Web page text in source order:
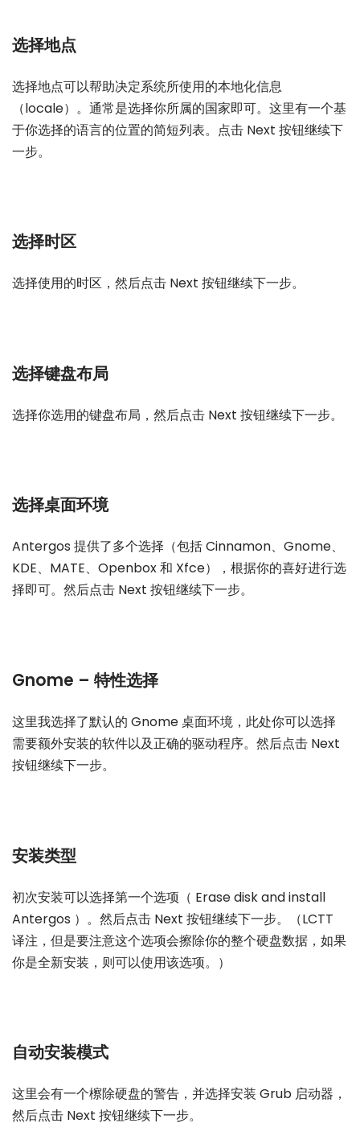
选择地点
选择地点可以帮助决定系统所使用的本地化信息
（locale）。通常是选择你所属的国家即可。这里有一个基
于你选择的语言的位置的简短列表。点击 Next 按钮继续下
一步。
选择时区
选择使用的时区，然后点击 Next 按钮继续下一步。
选择键盘布局
选择你选用的键盘布局，然后点击 Next 按钮继续下一步。
选择桌面环境
Antergos 提供了多个选择（包括 Cinnamon、Gnome、
KDE、MATE、Openbox 和 Xfce），根据你的喜好进行选
择即可。然后点击 Next 按钮继续下一步。
Gnome – 特性选择
这里我选择了默认的 Gnome 桌面环境，此处你可以选择
需要额外安装的软件以及正确的驱动程序。然后点击 Next
按钮继续下一步。
安装类型
初次安装可以选择第一个选项（ Erase disk and install
Antergos ）。然后点击 Next 按钮继续下一步。（LCTT
译注，但是要注意这个选项会擦除你的整个硬盘数据，如果
你是全新安装，则可以使用该选项。）
自动安装模式
这里会有一个檫除硬盘的警告，并选择安装 Grub 启动器，
然后点击 Next 按钮继续下一步。